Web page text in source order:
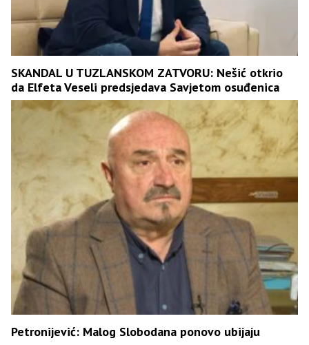
SKANDAL U TUZLANSKOM ZATVORU: Nešić otkrio
da Elfeta Veseli predsjedava Savjetom osuđenica
Petronijević: Malog Slobodana ponovo ubijaju